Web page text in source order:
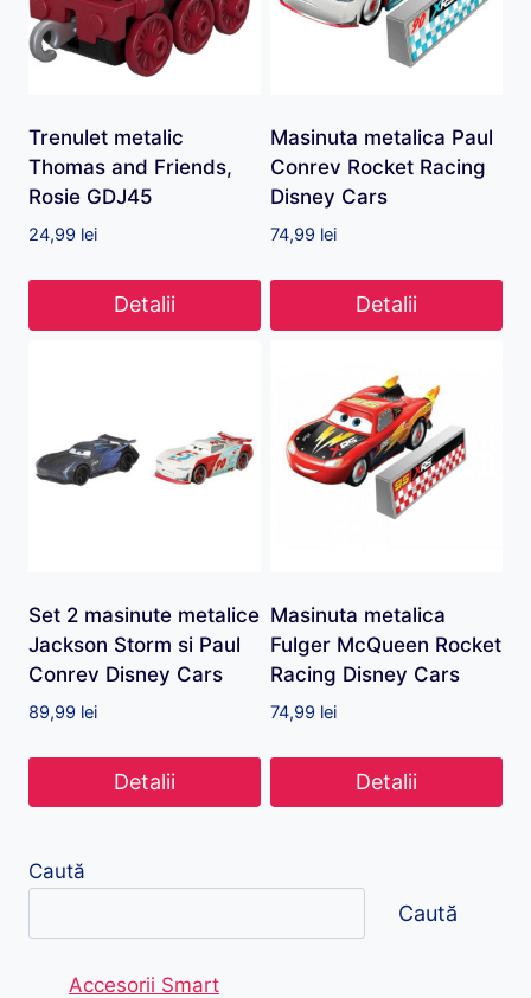
Trenulet metalic
Thomas and Friends,
Rosie GDJ45
24,99 lei
Detalii
Masinuta metalica Paul
Conrev Rocket Racing
Disney Cars
74,99 lei
Detalii
Set 2 masinute metalice
Jackson Storm si Paul
Conrev Disney Cars
89,99 lei
Detalii
Masinuta metalica
Fulger McQueen Rocket
Racing Disney Cars
74,99 lei
Detalii
Caută
Caută
Accesorii Smart